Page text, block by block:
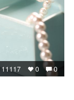
0
0
11117